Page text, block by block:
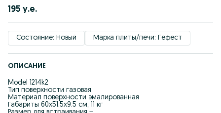
195 у.е.
Состояние: Новый Марка плиты/печи: Гефест
ОПИСАНИЕ
Model 1214k2
Тип поверхности газовая
Материал поверхности эмалированная
Габариты 60x51.5x9.5 см, 11 кг